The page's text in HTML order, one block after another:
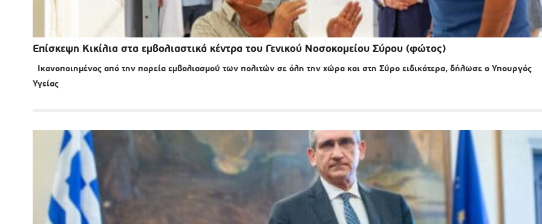
Επίσκεψη Κικίλια στα εμβολιαστικά κέντρα του Γενικού Νοσοκομείου Σύρου (φώτος)
Ικανοποιημένος από την πορεία εμβολιασμού των πολιτών σε όλη την χώρα και στη Σύρο ειδικότερα, δήλωσε ο Υπουργός
Υγείας